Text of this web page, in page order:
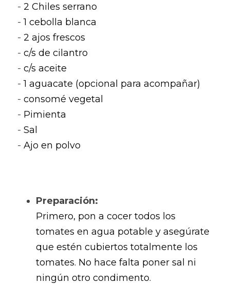
- 2 Chiles serrano
- 1 cebolla blanca
- 2 ajos frescos
- c/s de cilantro
- c/s aceite
- 1 aguacate (opcional para acompañar)
- consomé vegetal
- Pimienta
- Sal
- Ajo en polvo
Preparación:
Primero, pon a cocer todos los
tomates en agua potable y asegúrate
que estén cubiertos totalmente los
tomates. No hace falta poner sal ni
ningún otro condimento.